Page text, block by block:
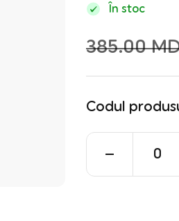
În stoc
385.00
Codul